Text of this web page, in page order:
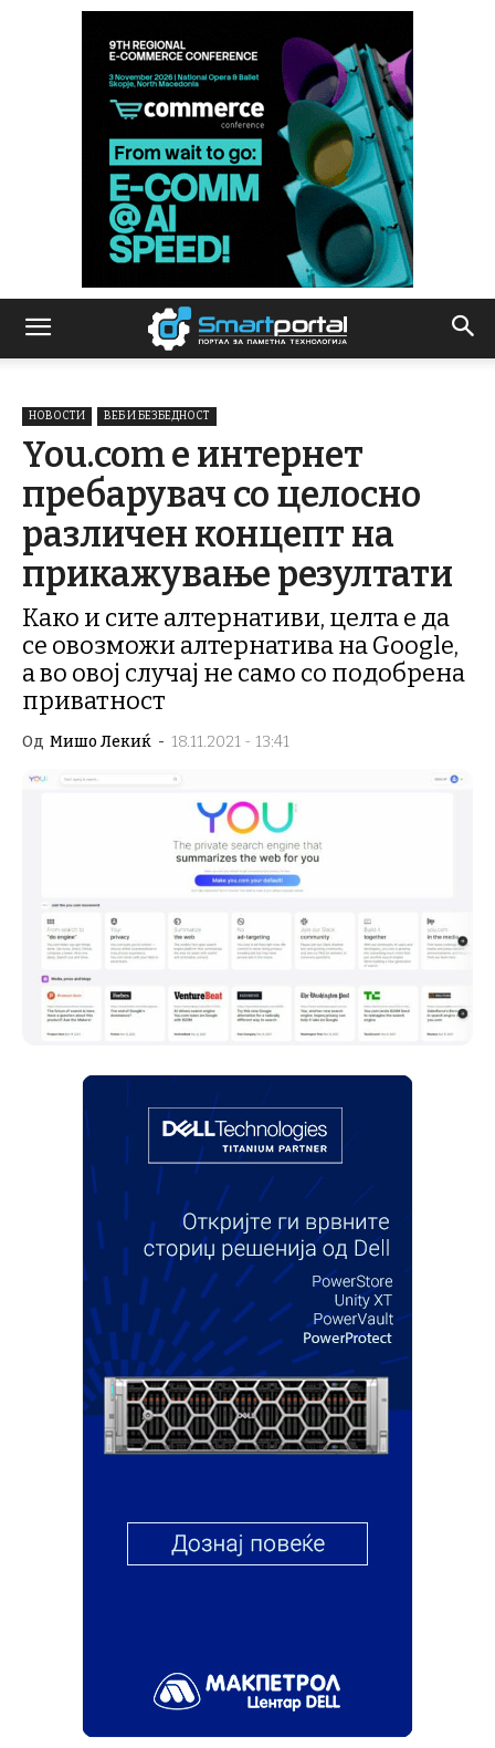
НОВОСТИ ВЕБ И БЕЗБЕДНОСТ
You.com е интернет
пребарувач со целосно
различен концепт на
прикажување резултати
Како и сите алтернативи, целта е да
се овозможи алтернатива на Google,
а во овој случај не само со подобрена
приватност
Од Мишо Лекиќ - 18.11.2021 - 13:41